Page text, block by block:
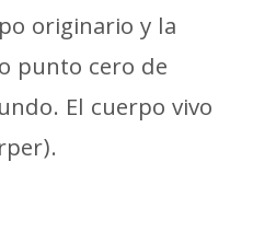
originario y la
punto cero de
El cuerpo vivo